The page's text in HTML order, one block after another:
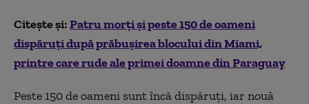
Citește și:Patru morți și peste 150 de oameni
dispăruți după prăbușirea blocului din Miami,
printre care rude ale primei doamne din Paraguay
Peste 150 de oameni sunt încă dispăruți, iar nouă